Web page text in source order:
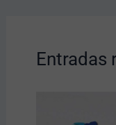
Entradas